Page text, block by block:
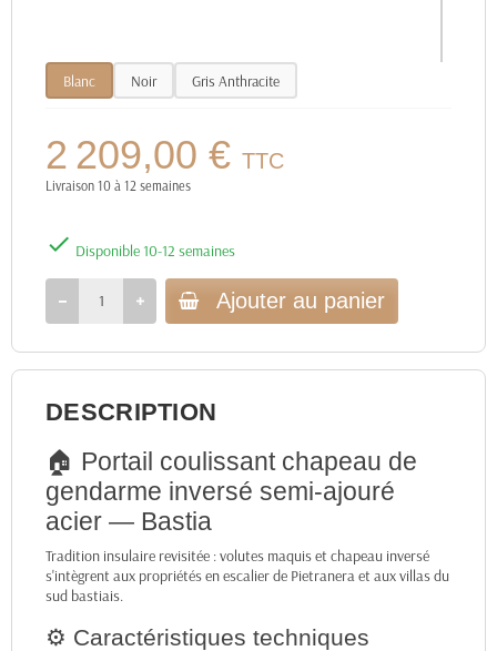
Blanc Noir Gris Anthracite
2 209,00 € TTC
Livraison 10 à 12 semaines
 Disponible 10-12 semaines
Ajouter au panier
DESCRIPTION
🏠 Portail coulissant chapeau de
gendarme inversé semi-ajouré
acier — Bastia
Tradition insulaire revisitée : volutes maquis et chapeau inversé
s'intègrent aux propriétés en escalier de Pietranera et aux villas du
sud bastiais.
⚙️ Caractéristiques techniques